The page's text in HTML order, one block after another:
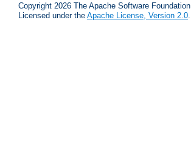
Copyright 2026 The Apache Software Foundation.
Licensed under the Apache License, Version 2.0